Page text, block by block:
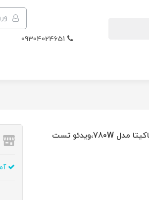
دریل تخریب(بتن کن) 780 وات ماکیتا مدل 780W،ویدئو تست